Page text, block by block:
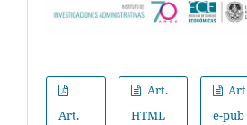
Art.
Art.
HTML
e-pub